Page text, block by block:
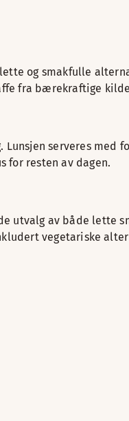
og smakfulle
fra bærekraftige
serveres med
for resten av dagen.
utvalg av både lette
vegetariske